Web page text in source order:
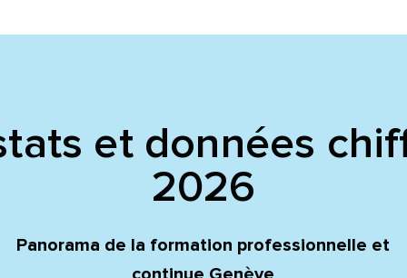
et données
2026
Panorama de la formation professionnelle et